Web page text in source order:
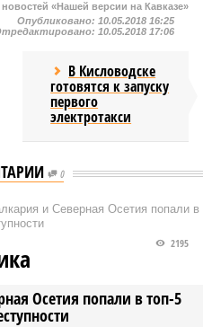
«Нашей версии на Кавказе»
Опубликовано: 10.05.2018 16:25
10.05.2018 17:06
В Кисловодске
готовятся к запуску
первого
электротакси
0
и Северная Осетия попали в
Осетия попали в топ-5
2195